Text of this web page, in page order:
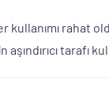
kullanımı rahat
tarafı